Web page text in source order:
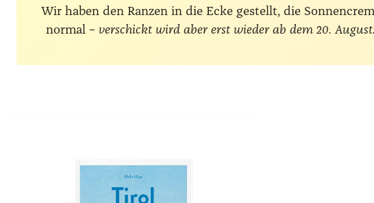
Wir haben den Ranzen in die Ecke gestellt, die
normal – verschickt wird aber erst wieder ab dem 20. August.